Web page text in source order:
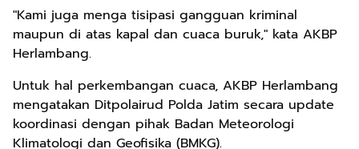
"Kami juga menga tisipasi gangguan kriminal
maupun di atas kapal dan cuaca buruk," kata AKBP
Herlambang.
Untuk hal perkembangan cuaca, AKBP Herlambang
mengatakan Ditpolairud Polda Jatim secara update
koordinasi dengan pihak Badan Meteorologi
Klimatologi dan Geofisika (BMKG).